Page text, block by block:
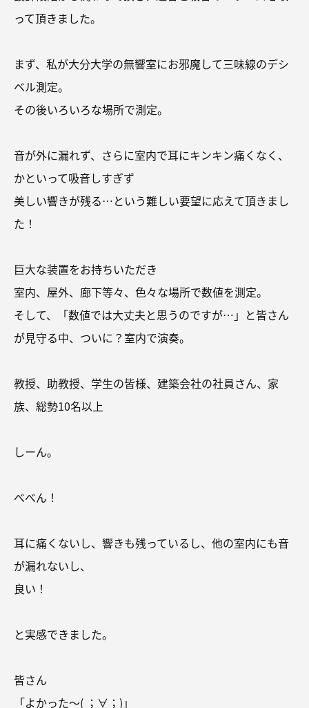
って頂きました。
まず、私が大分大学の無響室にお邪魔して三味線のデシ
ベル測定。
その後いろいろな場所で測定。
音が外に漏れず、さらに室内で耳にキンキン痛くなく、
かといって吸音しすぎず
美しい響きが残る…という難しい要望に応えて頂きまし
た！
巨大な装置をお持ちいただき
室内、屋外、廊下等々、色々な場所で数値を測定。
そして、「数値では大丈夫と思うのですが…」と皆さん
が見守る中、ついに？室内で演奏。
教授、助教授、学生の皆様、建築会社の社員さん、家
族、総勢10名以上
しーん。
べべん！
耳に痛くないし、響きも残っているし、他の室内にも音
が漏れないし、
良い！
と実感できました。
皆さん
「よかった～( ；∀；)」